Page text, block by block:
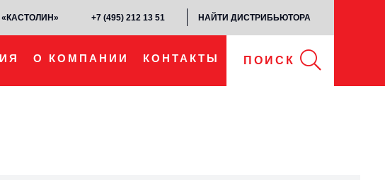
НАЙТИ ДИСТРИБЬЮТОРА
+7 (495) 212 13 51​
ПОИСК
КОНТАКТЫ
О КОМПАНИИ